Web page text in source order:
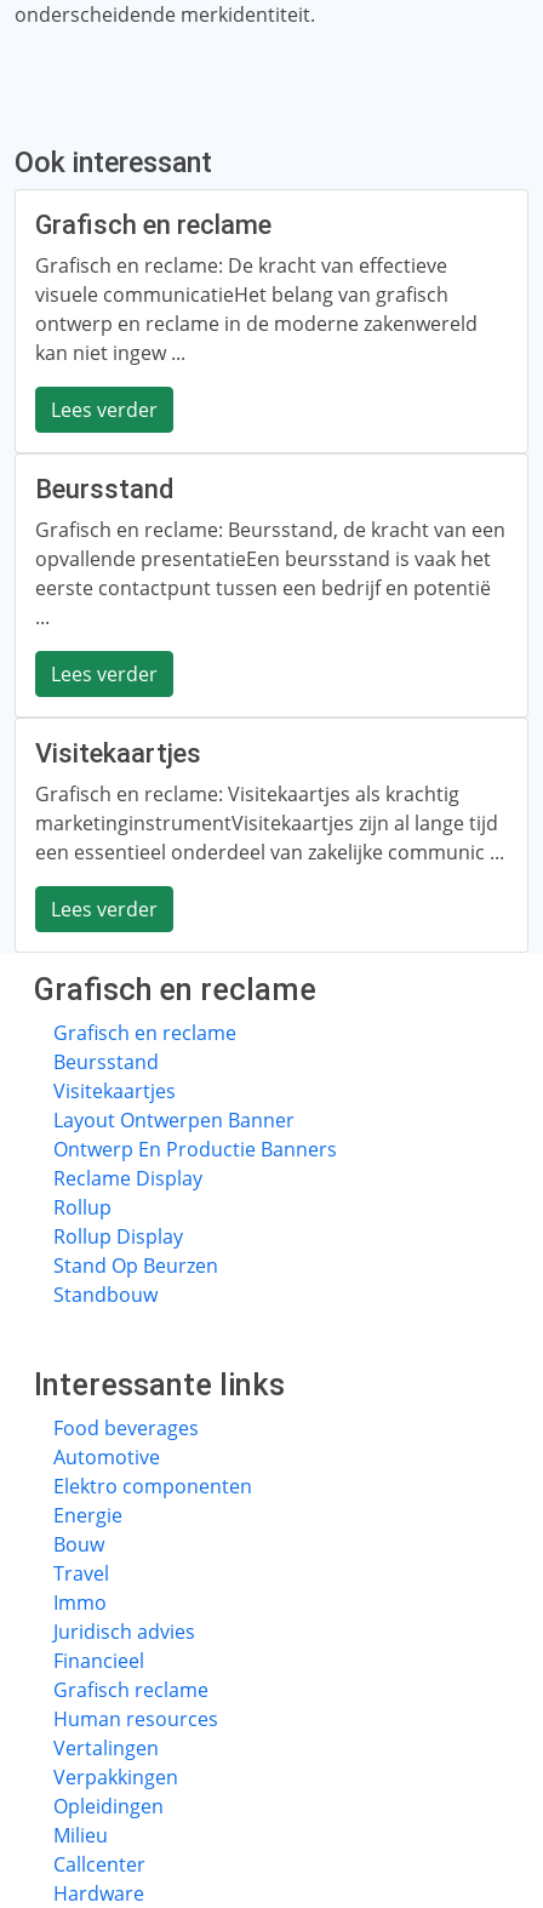
onderscheidende merkidentiteit.
Ook interessant
Grafisch en reclame
Grafisch en reclame: De kracht van effectieve
visuele communicatieHet belang van grafisch
ontwerp en reclame in de moderne zakenwereld
kan niet ingew ...
Lees verder
Beursstand
Grafisch en reclame: Beursstand, de kracht van een
opvallende presentatieEen beursstand is vaak het
eerste contactpunt tussen een bedrijf en potentië
...
Lees verder
Visitekaartjes
Grafisch en reclame: Visitekaartjes als krachtig
marketinginstrumentVisitekaartjes zijn al lange tijd
een essentieel onderdeel van zakelijke communic ...
Lees verder
Grafisch en reclame
Grafisch en reclame
Beursstand
Visitekaartjes
Layout Ontwerpen Banner
Ontwerp En Productie Banners
Reclame Display
Rollup
Rollup Display
Stand Op Beurzen
Standbouw
Interessante links
Food beverages
Automotive
Elektro componenten
Energie
Bouw
Travel
Immo
Juridisch advies
Financieel
Grafisch reclame
Human resources
Vertalingen
Verpakkingen
Opleidingen
Milieu
Callcenter
Hardware